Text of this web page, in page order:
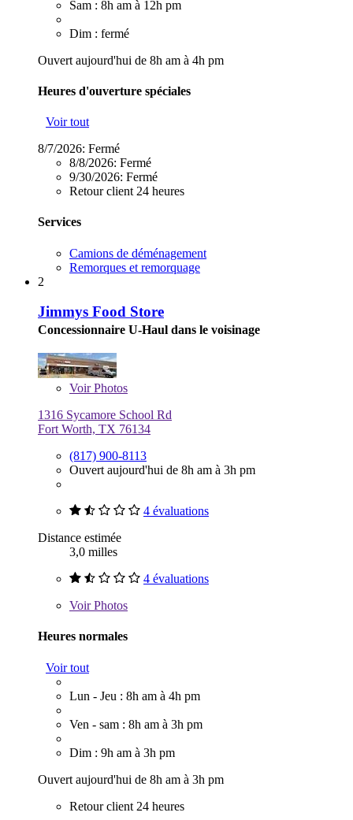
Sam : 8h am à 12h pm
Dim : fermé
Ouvert aujourd'hui de 8h am à 4h pm
Heures d'ouverture spéciales
Voir tout
8/7/2026: Fermé
8/8/2026: Fermé
9/30/2026: Fermé
Retour client 24 heures
Services
Camions de déménagement
Remorques et remorquage
2
Jimmys Food Store
Concessionnaire U-Haul dans le voisinage
VoirPhotos
1316 Sycamore School Rd
Fort Worth, TX 76134
(817) 900-8113
Ouvert aujourd'hui de 8h am à 3h pm
4 évaluations
Distance estimée
3,0 milles
4 évaluations
VoirPhotos
Heures normales
Voir tout
Lun - Jeu : 8h am à 4h pm
Ven - sam : 8h am à 3h pm
Dim : 9h am à 3h pm
Ouvert aujourd'hui de 8h am à 3h pm
Retour client 24 heures